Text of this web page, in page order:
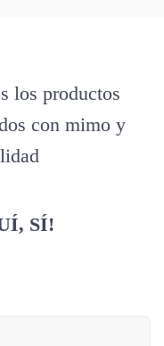
los productos
con mimo y
SÍ!